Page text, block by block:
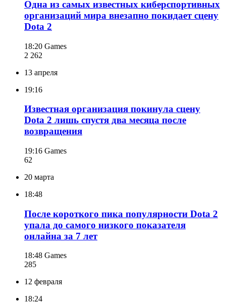
Одна из самых известных киберспортивных
организаций мира внезапно покидает сцену
Dota 2
18:20 Games
2 262
13 апреля
19:16
Известная организация покинула сцену
Dota 2 лишь спустя два месяца после
возвращения
19:16 Games
62
20 марта
18:48
После короткого пика популярности Dota 2
упала до самого низкого показателя
онлайна за 7 лет
18:48 Games
285
12 февраля
18:24